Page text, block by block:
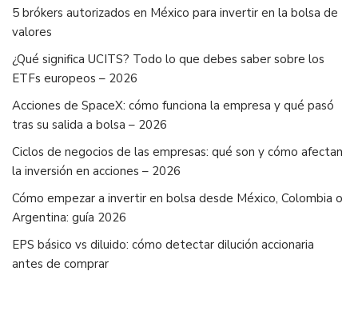
5 brókers autorizados en México para invertir en la bolsa de
valores
¿Qué significa UCITS? Todo lo que debes saber sobre los
ETFs europeos – 2026
Acciones de SpaceX: cómo funciona la empresa y qué pasó
tras su salida a bolsa – 2026
Ciclos de negocios de las empresas: qué son y cómo afectan
la inversión en acciones – 2026
Cómo empezar a invertir en bolsa desde México, Colombia o
Argentina: guía 2026
EPS básico vs diluido: cómo detectar dilución accionaria
antes de comprar